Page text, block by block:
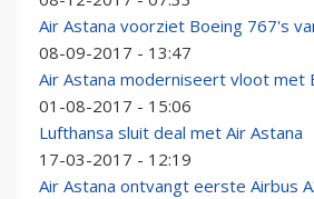
Air Astana voorziet Boeing 767's
08-09-2017 - 13:47
Air Astana moderniseert vloot met
01-08-2017 - 15:06
Lufthansa sluit deal met Air Astana
17-03-2017 - 12:19
Air Astana ontvangt eerste Airbus